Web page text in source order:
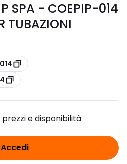
SPA - COEPIP-014
TUBAZIONI
e disponibilità
Accedi